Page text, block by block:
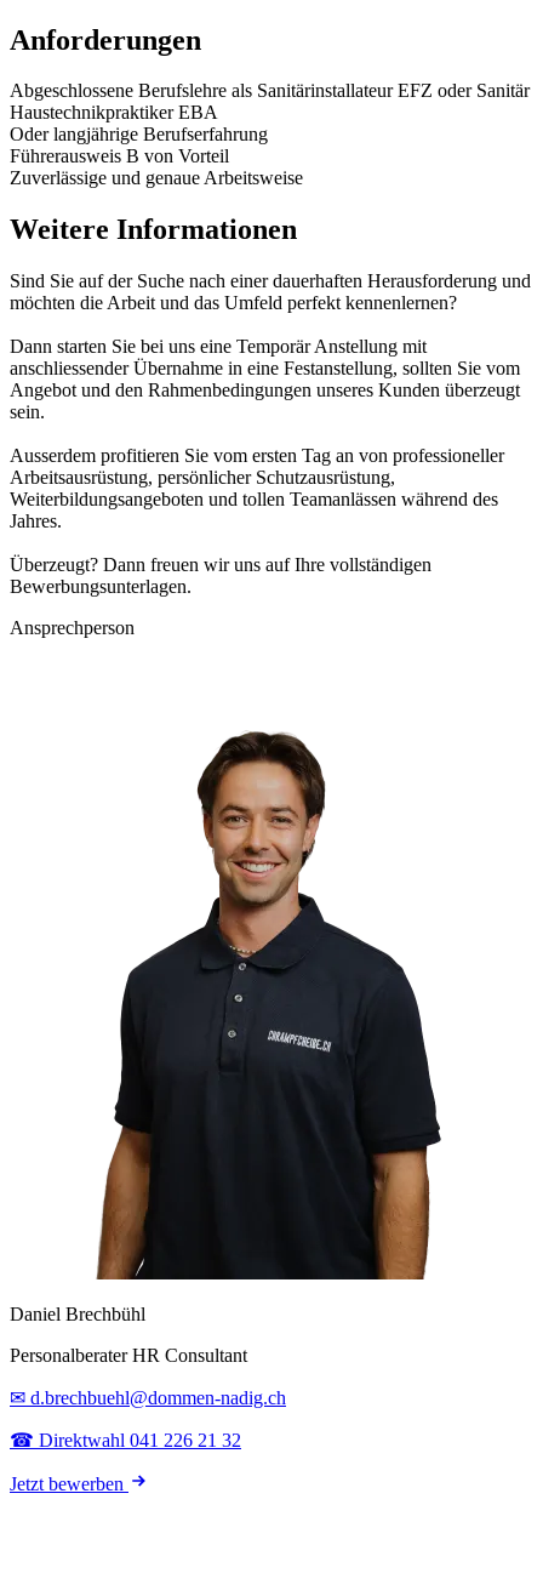
Anforderungen
Abgeschlossene Berufslehre als Sanitärinstallateur EFZ oder Sanitär
Haustechnikpraktiker EBA
Oder langjährige Berufserfahrung
Führerausweis B von Vorteil
Zuverlässige und genaue Arbeitsweise
Weitere Informationen
Sind Sie auf der Suche nach einer dauerhaften Herausforderung und
möchten die Arbeit und das Umfeld perfekt kennenlernen?
Dann starten Sie bei uns eine Temporär Anstellung mit
anschliessender Übernahme in eine Festanstellung, sollten Sie vom
Angebot und den Rahmenbedingungen unseres Kunden überzeugt
sein.
Ausserdem profitieren Sie vom ersten Tag an von professioneller
Arbeitsausrüstung, persönlicher Schutzausrüstung,
Weiterbildungsangeboten und tollen Teamanlässen während des
Jahres.
Überzeugt? Dann freuen wir uns auf Ihre vollständigen
Bewerbungsunterlagen.
Ansprechperson
Daniel Brechbühl
Personalberater HR Consultant
✉ d.brechbuehl@dommen-nadig.ch
☎ Direktwahl 041 226 21 32
Jetzt bewerben